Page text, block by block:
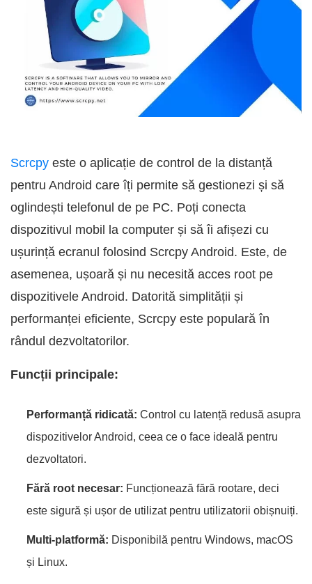
Scrcpy este o aplicație de control de la distanță
pentru Android care îți permite să gestionezi și să
oglindești telefonul de pe PC. Poți conecta
dispozitivul mobil la computer și să îi afișezi cu
ușurință ecranul folosind Scrcpy Android. Este, de
asemenea, ușoară și nu necesită acces root pe
dispozitivele Android. Datorită simplității și
performanței eficiente, Scrcpy este populară în
rândul dezvoltatorilor.
Funcții principale:
Performanță ridicată: Control cu latență redusă asupra
dispozitivelor Android, ceea ce o face ideală pentru
dezvoltatori.
Fără root necesar: Funcționează fără rootare, deci
este sigură și ușor de utilizat pentru utilizatorii obișnuiți.
Multi-platformă: Disponibilă pentru Windows, macOS
și Linux.